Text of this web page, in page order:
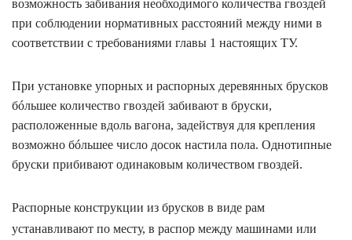
возможность забивания необходимого количества гвоздей
при соблюдении нормативных расстояний между ними в
соответствии с требованиями главы 1 настоящих ТУ.
При установке упорных и распорных деревянных брусков
бóльшее количество гвоздей забивают в бруски,
расположенные вдоль вагона, задействуя для крепления
возможно бóльшее число досок настила пола. Однотипные
бруски прибивают одинаковым количеством гвоздей.
Распорные конструкции из брусков в виде рам
устанавливают по месту, в распор между машинами или